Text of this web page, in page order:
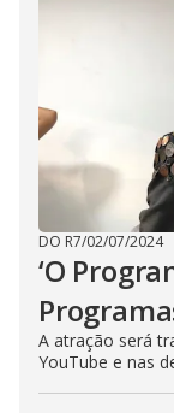
DO R7/02/07/2024
‘O
A atração será
YouTube e nas